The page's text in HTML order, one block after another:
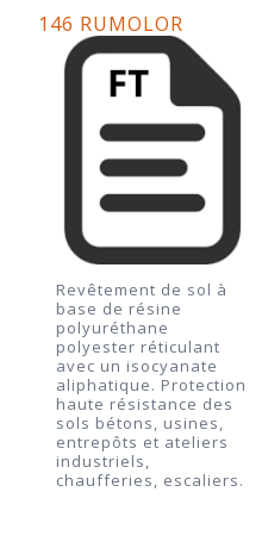
146 RUMOLOR
Revêtement de sol à
base de résine
polyuréthane
polyester réticulant
avec un isocyanate
aliphatique. Protection
haute résistance des
sols bétons, usines,
entrepôts et ateliers
industriels,
chaufferies, escaliers.